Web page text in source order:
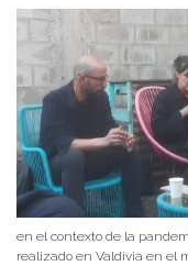
en el contexto de la
realizado en Valdivia en el